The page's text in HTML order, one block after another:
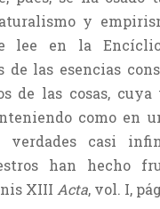
y
lee en la
de las esencias
de las cosas,
como en
verdades casi
han hecho
XIII Acta, vol. I,